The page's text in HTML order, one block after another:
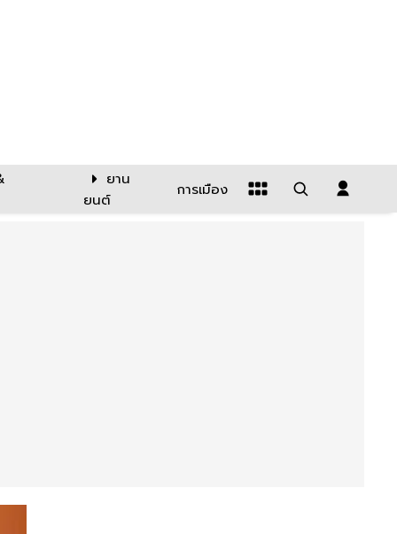
ยาน
ยนต์
การเมือง